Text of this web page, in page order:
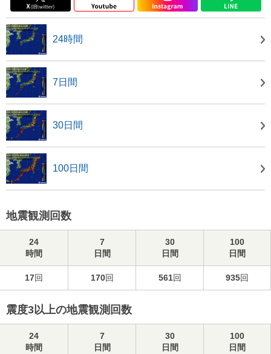
24時間
7日間
30日間
100日間
地震観測回数
24
時間
7
日間
30
日間
100
日間
17回 170回 561回 935回
震度3以上の地震観測回数
24
時間
7
日間
30
日間
100
日間